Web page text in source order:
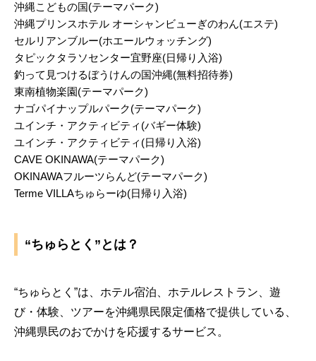
沖縄こどもの国(テーマパーク)
沖縄プリンスホテル オーシャンビューぎのわん(エステ)
セルリアンブルー(ホエールウォッチング)
タピックタラソセンター宜野座(日帰り入浴)
釣って見つけるぼうけんの国沖縄(無料招待券)
東南植物楽園(テーマパーク)
ナゴパイナップルパーク(テーマパーク)
ユインチ・アクティビティ(バギー体験)
ユインチ・アクティビティ(日帰り入浴)
CAVE OKINAWA(テーマパーク)
OKINAWAフルーツらんど(テーマパーク)
Terme VILLAちゅらーゆ(日帰り入浴)
“ちゅらとく”とは？
“ちゅらとく”は、ホテル宿泊、ホテルレストラン、遊
び・体験、ツアーを沖縄県民限定価格で提供している、
沖縄県民のおでかけを応援するサービス。